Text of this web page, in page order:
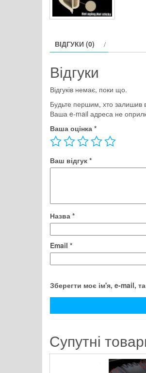
ВІДГУКИ (0)
Відгуки
Відгуків немає, поки що.
Будьте першим, хто залишив
Ваша e-mail адреса не
Ваша оцінка *
Ваш відгук *
Назва *
Email *
Зберегти моє ім'я, e-mail,
Супутні